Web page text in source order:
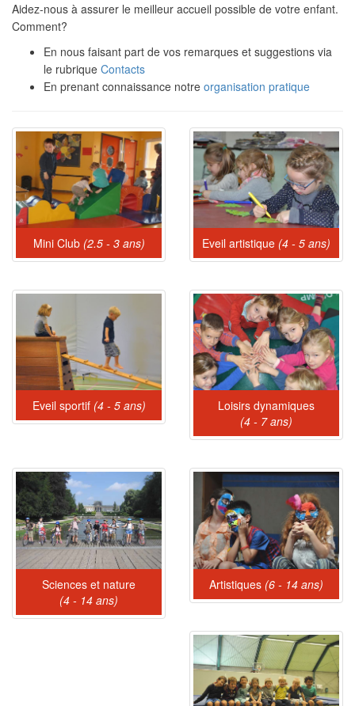
Aidez-nous à assurer le meilleur accueil possible de votre enfant.
Comment?
En nous faisant part de vos remarques et suggestions via
le rubrique Contacts
En prenant connaissance notre organisation pratique
Mini Club (2.5 - 3 ans) Eveil artistique (4 - 5 ans)
Eveil sportif (4 - 5 ans)
Loisirs dynamiques
(4 - 7 ans)
Sciences et nature
(4 - 14 ans)
Artistiques (6 - 14 ans)